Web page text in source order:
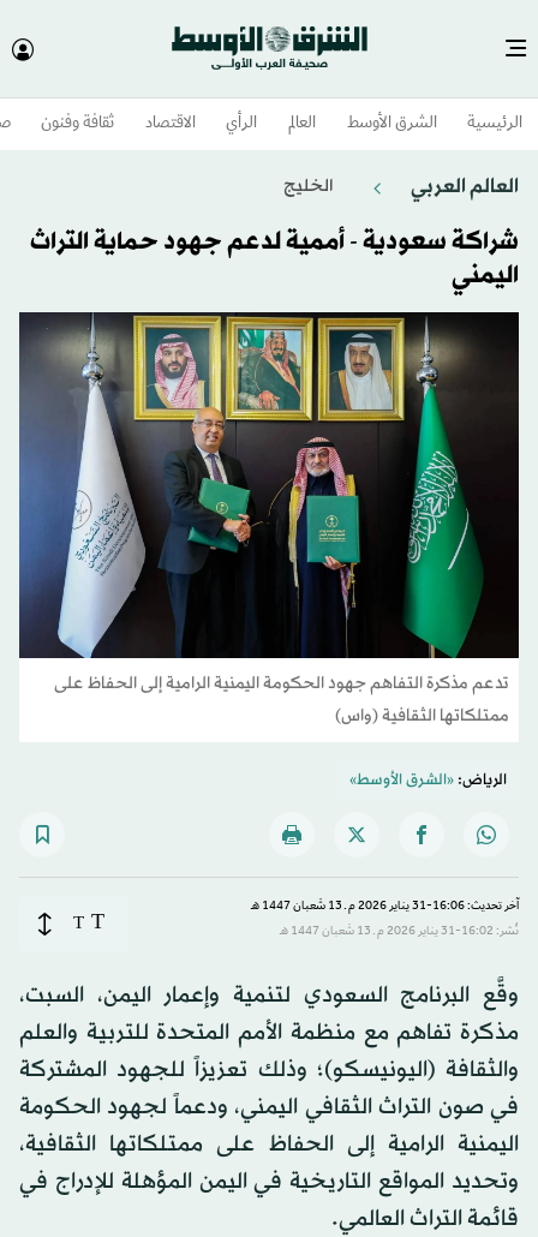
الرئيسية الشرق الأوسط​ العالم الرأي الاقتصاد ثقافة وفنون
العالم العربي الخليج
شراكة سعودية - أممية لدعم جهود حماية التراث
اليمني
تدعم مذكرة التفاهم جهود الحكومة اليمنية الرامية إلى الحفاظ على
ممتلكاتها الثقافية (واس)
الرياض:«الشرق الأوسط»
آخر تحديث: 16:06-31 يناير 2026 م ـ 13 شَعبان 1447 هـ
نُشر: 16:02-31 يناير 2026 م ـ 13 شَعبان 1447 هـ
T
T
وقَّع البرنامج السعودي لتنمية وإعمار اليمن، السبت،
مذكرة تفاهم مع منظمة الأمم المتحدة للتربية والعلم
والثقافة (اليونيسكو)؛ وذلك تعزيزاً للجهود المشتركة
في صون التراث الثقافي اليمني، ودعماً لجهود الحكومة
اليمنية الرامية إلى الحفاظ على ممتلكاتها الثقافية،
وتحديد المواقع التاريخية في اليمن المؤهلة للإدراج في
قائمة التراث العالمي.